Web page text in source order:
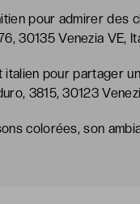
pour admirer des
30135 Venezia VE,
pour partager
3815, 30123
colorées, son